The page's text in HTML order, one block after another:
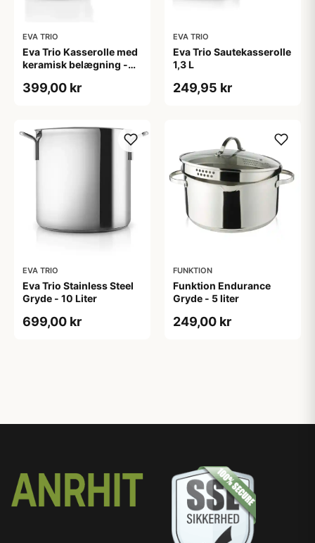
EVA TRIO
Eva Trio Kasserolle med
keramisk belægning -
399,00 kr
EVA TRIO
Eva Trio Sautekasserolle
1,3 L
249,95 kr
EVA TRIO
Eva Trio Stainless Steel
Gryde - 10 Liter
699,00 kr
FUNKTION
Funktion Endurance
Gryde - 5 liter
249,00 kr